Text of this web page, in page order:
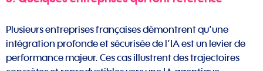
Plusieurs entreprises françaises démontrent qu’une
intégration profonde et sécurisée de l’IA est un levier de
performance majeur. Ces cas illustrent des trajectoires